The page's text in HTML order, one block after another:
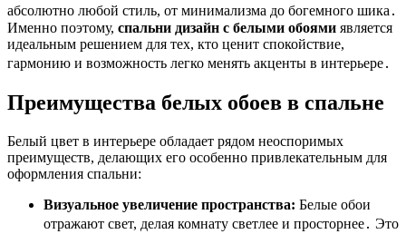
абсолютно любой стиль, от минимализма до богемного шика․
Именно поэтому, спальни дизайн с белыми обоями является
идеальным решением для тех, кто ценит спокойствие,
гармонию и возможность легко менять акценты в интерьере․
Преимущества белых обоев в спальне
Белый цвет в интерьере обладает рядом неоспоримых
преимуществ, делающих его особенно привлекательным для
оформления спальни:
Визуальное увеличение пространства: Белые обои
отражают свет, делая комнату светлее и просторнее․ Это